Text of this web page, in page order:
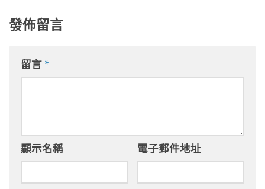
發佈留言
留言 *
顯示名稱 電子郵件地址